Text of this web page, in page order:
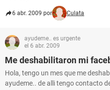
6 abr. 2009 por Culata
ayudeme.. es urgente
el 6 abr. 2009
Me deshabilitaron mi
Hola, tengo un mes que me
ayudeme.. de alli tengo contacto